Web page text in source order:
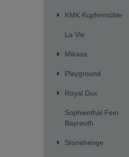
KMK Kupfermühle
La Vie
Mikasa
Playground
Royal Dux
Sophienthal Fein
Bayreuth
Stonehenge